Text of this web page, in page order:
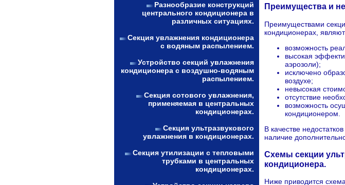
Разнообразие конструкций
центрального кондиционера в
различных ситуациях.
Секция увлажнения кондиционера
с водяным распылением.
Устройство секций увлажнения
кондиционера с воздушно-водяным
распылением.
Секция сотового увлажнения,
применяемая в центральных
кондиционерах.
Секция ультразвукового
увлажнения в кондиционерах.
Секция утилизации с тепловыми
трубками в центральных
кондиционерах.
Преимущества и
Преимуществами
кондиционерах,
возможность
высокая
аэрозоли);
исключено
воздухе;
невысокая
отсутствие
возможность
кондиционером.
В качестве
наличие
Схемы секции
кондиционера.
Ниже приводится